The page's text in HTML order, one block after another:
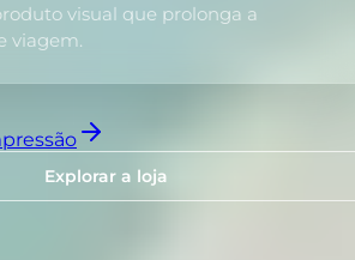
visual que prolonga a
viagem.
Explorar a loja